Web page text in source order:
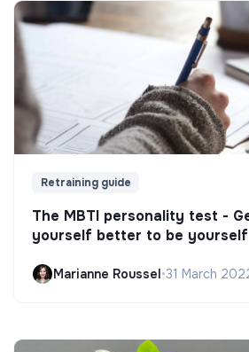
Retraining guide
The MBTI personality test -
yourself better to be yourself
Marianne Roussel•31 March